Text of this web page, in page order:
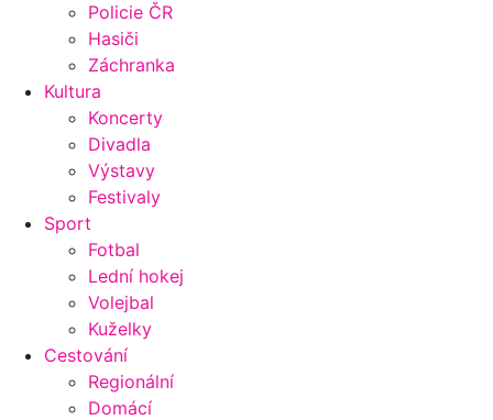
Policie ČR
Hasiči
Záchranka
Kultura
Koncerty
Divadla
Výstavy
Festivaly
Sport
Fotbal
Lední hokej
Volejbal
Kuželky
Cestování
Regionální
Domácí